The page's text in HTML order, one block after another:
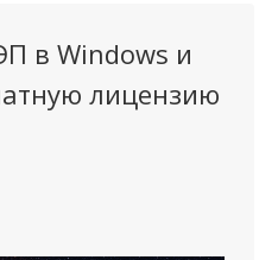
в Windows и
лицензию